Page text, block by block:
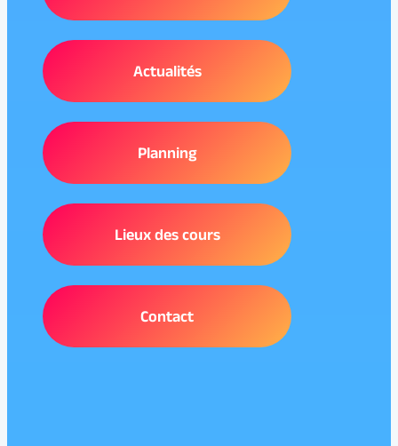
Actualités
Planning
Lieux des cours
Contact